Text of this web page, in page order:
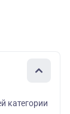
категории